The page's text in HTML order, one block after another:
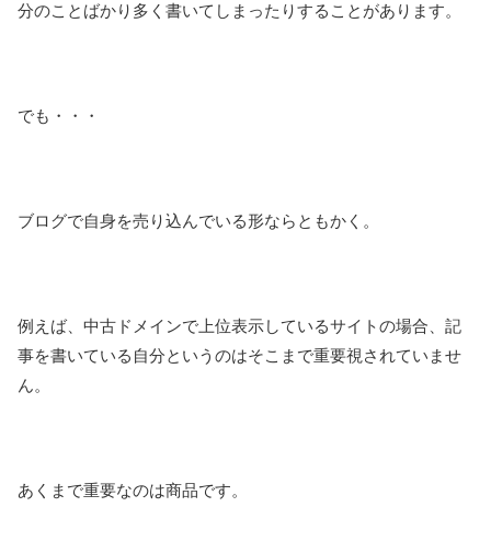
分のことばかり多く書いてしまったりすることがあります。
でも・・・
ブログで自身を売り込んでいる形ならともかく。
例えば、中古ドメインで上位表示しているサイトの場合、記
事を書いている自分というのはそこまで重要視されていませ
ん。
あくまで重要なのは商品です。